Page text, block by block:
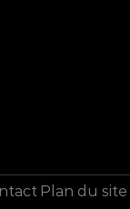
Plan du site